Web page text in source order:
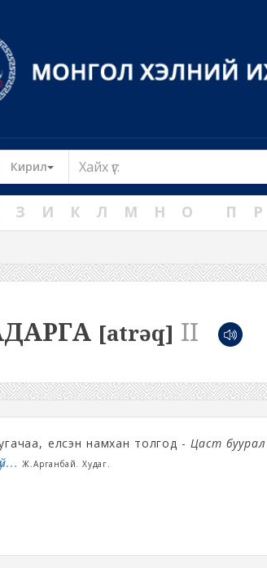
Кирил Toggle Dropdown
З И К Л М Н О П Р
[atrəq] II
үелсэн намхан толгод -Цаст
Ж.Арганбай. Худаг.